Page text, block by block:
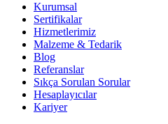
Kurumsal
Sertifikalar
Hizmetlerimiz
Malzeme & Tedarik
Blog
Referanslar
Sıkça Sorulan Sorular
Hesaplayıcılar
Kariyer